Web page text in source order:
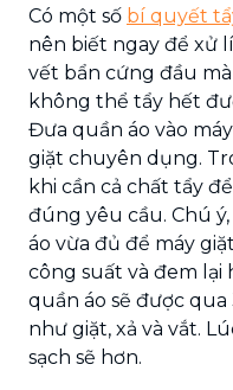
Có một số bí quyết
nên biết ngay để xử
vết bẩn cứng đầu
không thể tẩy hết
Đưa quần áo vào
giặt chuyên dụng.
khi cần cả chất tẩy
đúng yêu cầu. Chú
áo vừa đủ để máy
công suất và đem lại
quần áo sẽ được
như giặt, xả và vắt.
sạch sẽ hơn.